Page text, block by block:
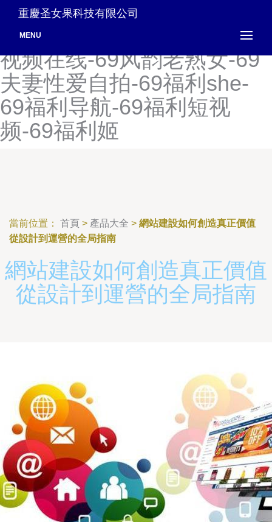
69传媒1区2区-69岛国电影
网-69豆花蜜芽在线-69豆花
视频在线-69风韵老熟女-69
夫妻性爱自拍-69福利she-
69福利导航-69福利短视
频-69福利姬
重慶圣女果科技有限公司
MENU
當前位置： 首頁 > 產品大全 > 網站建設如何創造真正價值
從設計到運營的全局指南
網站建設如何創造真正價值
從設計到運營的全局指南